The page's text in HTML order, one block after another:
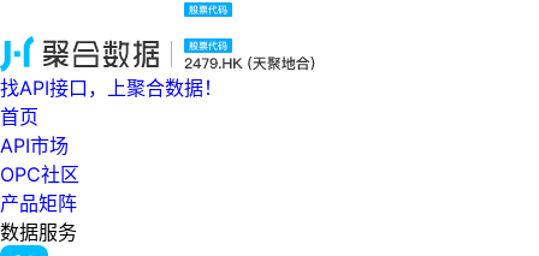
找API接口，上聚合数据！
首页
API市场
OPC社区
产品矩阵
数据服务